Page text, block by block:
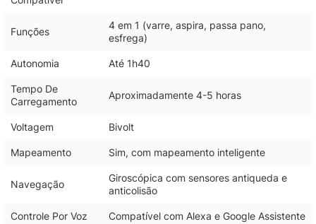
Funções
4 em 1 (varre, aspira, passa pano,
esfrega)
Autonomia Até 1h40
Tempo De
Carregamento
Aproximadamente 4-5 horas
Voltagem Bivolt
Mapeamento Sim, com mapeamento inteligente
Navegação
Giroscópica com sensores antiqueda e
anticolisão
Controle Por Voz Compatível com Alexa e Google Assistente